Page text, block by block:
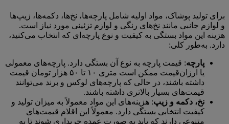
برای تولید پوشاک، مواد اولیه شامل پارچه‌ها، نخ‌ها، دکمه‌ها، زیپ‌ها
و لوازم جانبی مانند نخ‌های رنگی و لوازم تزئینی مورد نیاز است.
هزینه این مواد بستگی به کیفیت و نوع پارچه‌ای که انتخاب می‌کنید،
دارد. به‌طور کلی:
پارچه: قیمت پارچه به نوع آن بستگی دارد. پارچه‌های معمولی
یا ارزان‌قیمت ممکن است متری ۱۰ تا ۵۰ هزار تومان قیمت
داشته باشند، در حالی که پارچه‌های لوکس و برند می‌توانند
قیمت‌های بسیار بالاتری داشته باشند.
نخ، دکمه و زیپ: هزینه‌های این مواد معمولاً به میزان تولید و
کیفیت انتخابی بستگی دارد. معمولاً این اقلام قیمت‌های
متنوعی دارند که باید به صورت عمده خریداری شوند تا به